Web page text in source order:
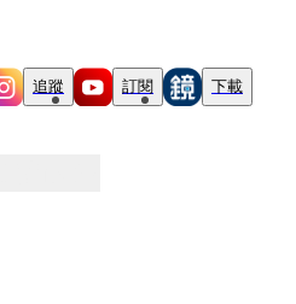
追蹤 訂閱 下載